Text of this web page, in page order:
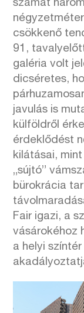
számát
csökkenő
91,
galéria volt
dicséretes,
javulás is
külföldről
érdeklődést
kilátásai,
„sújtó”
bürokrácia
Fair igazi, a
vásárokéhoz
a helyi